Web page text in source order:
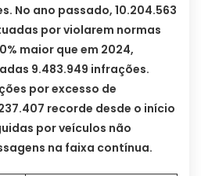
No ano passado, 10.204.563
por violarem normas
maior que em 2024,
9.483.949 infrações.
por excesso de
recorde desde o início
por veículos não
na faixa contínua.